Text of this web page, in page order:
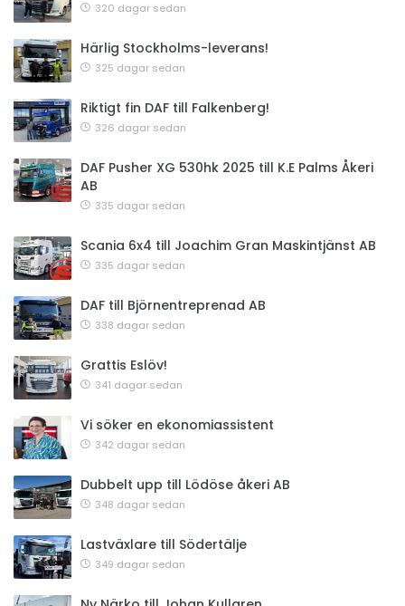
320 dagar sedan
Härlig Stockholms-leverans!
325 dagar sedan
Riktigt fin DAF till Falkenberg!
326 dagar sedan
DAF Pusher XG 530hk 2025 till K.E Palms Åkeri
AB
335 dagar sedan
Scania 6x4 till Joachim Gran Maskintjänst AB
335 dagar sedan
DAF till Björnentreprenad AB
338 dagar sedan
Grattis Eslöv!
341 dagar sedan
Vi söker en ekonomiassistent
342 dagar sedan
Dubbelt upp till Lödöse åkeri AB
348 dagar sedan
Lastväxlare till Södertälje
349 dagar sedan